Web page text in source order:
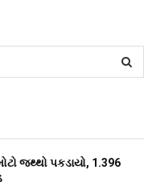
જથ્થો પકડાયો, 1.396